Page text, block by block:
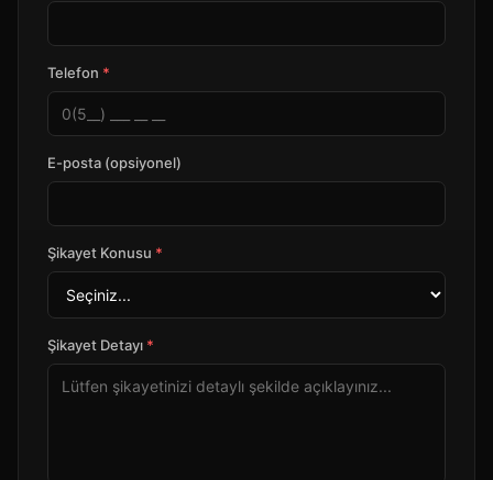
Telefon *
E-posta (opsiyonel)
Şikayet Konusu *
Şikayet Detayı *